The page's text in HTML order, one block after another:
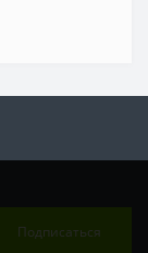
Подписаться